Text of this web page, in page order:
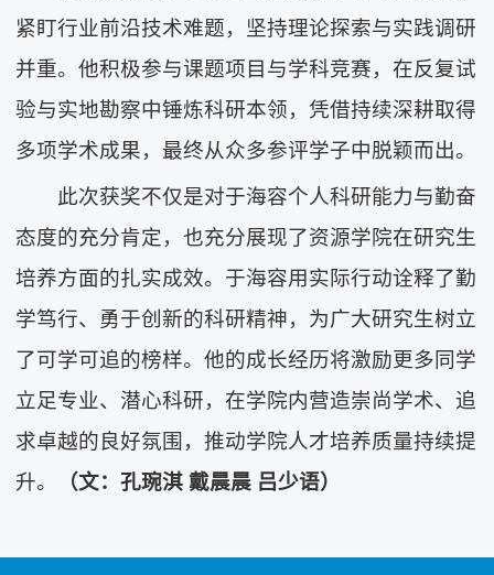
紧盯行业前沿技术难题，坚持理论探索与实践调研
并重。他积极参与课题项目与学科竞赛，在反复试
验与实地勘察中锤炼科研本领，凭借持续深耕取得
多项学术成果，最终从众多参评学子中脱颖而出。
此次获奖不仅是对于海容个人科研能力与勤奋
态度的充分肯定，也充分展现了资源学院在研究生
培养方面的扎实成效。于海容用实际行动诠释了勤
学笃行、勇于创新的科研精神，为广大研究生树立
了可学可追的榜样。他的成长经历将激励更多同学
立足专业、潜心科研，在学院内营造崇尚学术、追
求卓越的良好氛围，推动学院人才培养质量持续提
升。
（文：孔琬淇 戴晨晨 吕少语）